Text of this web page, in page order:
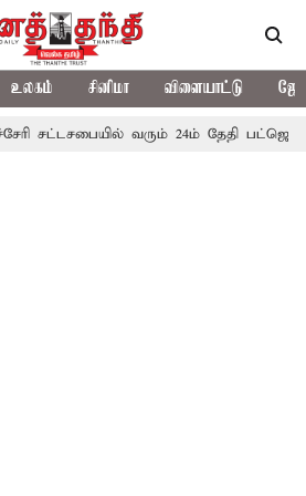
உலகம் சினிமா விளையாட்டு
வரும் 24ம் தேதி பட்ஜெட் தாக்கல்